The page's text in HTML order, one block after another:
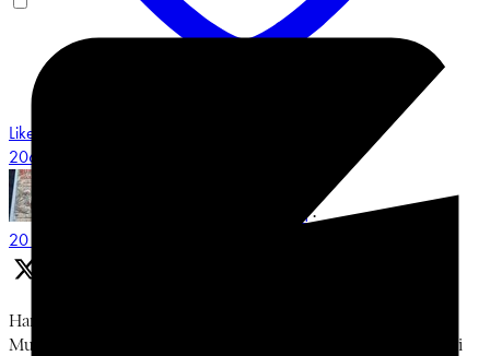
Like on Twitter 2068548487491551658
2068548487491551658
@multatulimuseum ·
20 Jun
Hari keempat, Jumat, 19 Juni 2026. Diskusi Bung Karno,
Muhammadiyah, dan Islam Berkemajuan bersama Prof. Sukidi